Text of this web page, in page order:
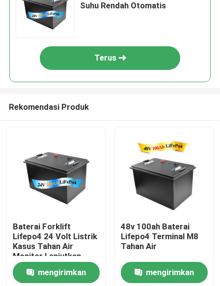
Rumah
Tentang kita
Suhu Rendah Otomatis
Terus
Rekomendasi Produk
Baterai Forklift
Lifepo4 24 Volt Listrik
Kasus Tahan Air
Monitor Lanjutkan
200Ah
mengirimkan
48v 100ah Baterai
Lifepo4 Terminal M8
Tahan Air
mengirimkan